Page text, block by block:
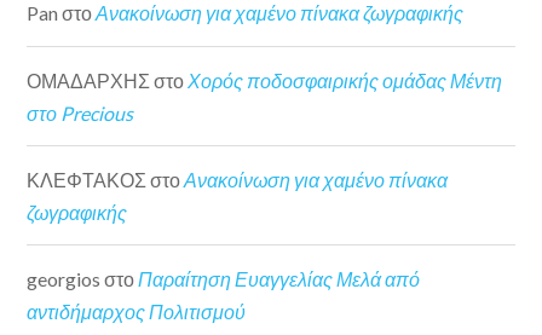
Pan στοΑνακοίνωση για χαμένο πίνακα ζωγραφικής
ΟΜΑΔΑΡΧΗΣ στο Χορός ποδοσφαιρικής ομάδας Μέντη
στο Precious
ΚΛΕΦΤΑΚΟΣ στοΑνακοίνωση για χαμένο πίνακα
ζωγραφικής
georgios στοΠαραίτηση Ευαγγελίας Μελά από
αντιδήμαρχος Πολιτισμού